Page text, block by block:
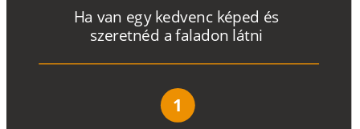
Ha van egy kedvenc képed és
szeretnéd a faladon látni
1